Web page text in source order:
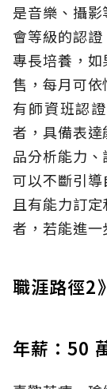
是音樂、攝
會等級的認
專長培養，
售，每月可
有師資班認
者，具備表
品分析能力
可以不斷引導
且有能力訂
者，若能進
職涯路徑2
年薪：50